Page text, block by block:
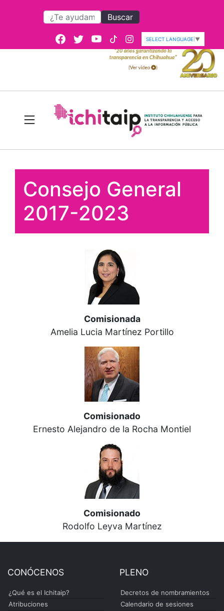
Buscar
SELECT LANGUAGE ▼
Consejo General
2017-2023
Comisionada
Amelia Lucia Martínez Portillo
Comisionado
Ernesto Alejandro de la Rocha Montiel
Comisionado
Rodolfo Leyva Martínez
CONÓCENOS
¿Qué es el Ichitaip?
Atribuciones
PLENO
Decretos de nombramientos
Calendario de sesiones